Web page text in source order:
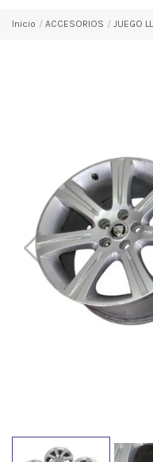
Inicio ACCESORIOS JUEGO